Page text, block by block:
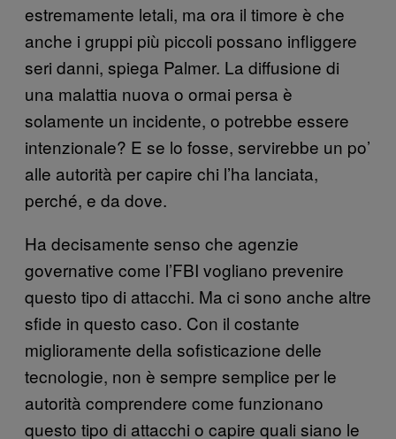
estremamente letali, ma ora il timore è che
anche i gruppi più piccoli possano infliggere
seri danni, spiega Palmer. La diffusione di
una malattia nuova o ormai persa è
solamente un incidente, o potrebbe essere
intenzionale? E se lo fosse, servirebbe un po’
alle autorità per capire chi l’ha lanciata,
perché, e da dove.
Ha decisamente senso che agenzie
governative come l’FBI vogliano prevenire
questo tipo di attacchi. Ma ci sono anche altre
sfide in questo caso. Con il costante
miglioramente della sofisticazione delle
tecnologie, non è sempre semplice per le
autorità comprendere come funzionano
questo tipo di attacchi o capire quali siano le